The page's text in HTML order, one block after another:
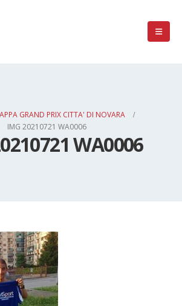
GRAND PRIX CITTA' DI NOVARA
IMG 20210721 WA0006
WA0006